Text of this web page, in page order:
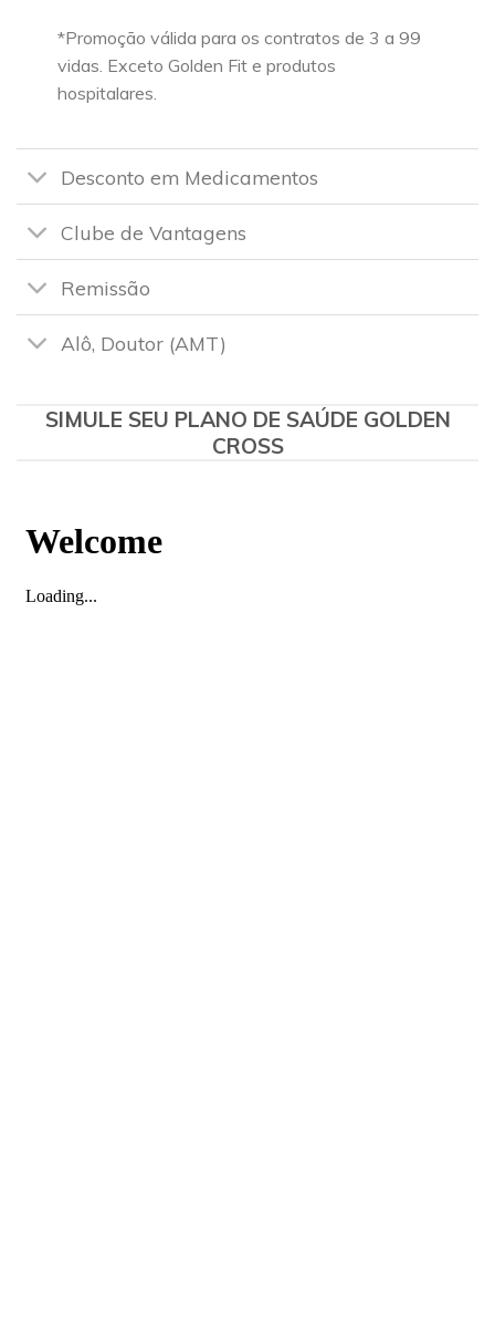
*Promoção válida para os contratos de 3 a 99
vidas. Exceto Golden Fit e produtos
hospitalares.
Desconto em Medicamentos
Clube de Vantagens
Remissão
Alô, Doutor (AMT)
SIMULE SEU PLANO DE SAÚDE GOLDEN
CROSS